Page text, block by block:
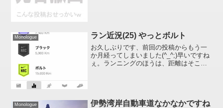
Monologue ラン近況(25) やっとボルト
お久しぶりです、前回の投稿からもう一
か月経ってしまいました(^_^;)早いですね
ぇ。ランニングのほうは、距離はそこそ
Monologue 伊勢湾岸自動車道なかなかですね